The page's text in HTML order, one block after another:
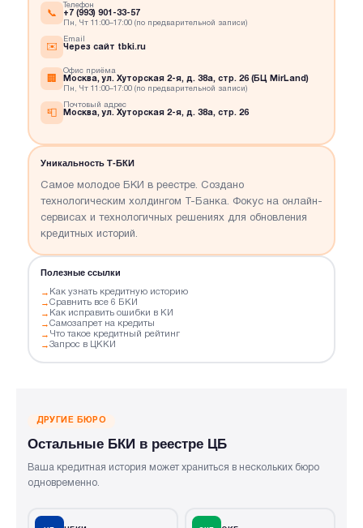
📞
Телефон
+7 (993) 901-33-57
Пн, Чт 11:00–17:00 (по предварительной записи)
✉️
Email
Через сайт tbki.ru
🏢
Офис приёма
Москва, ул. Хуторская 2-я, д. 38а, стр. 26 (БЦ MirLand)
Пн, Чт 11:00–17:00 (по предварительной записи)
📮
Почтовый адрес
Москва, ул. Хуторская 2-я, д. 38а, стр. 26
Уникальность Т-БКИ
Самое молодое БКИ в реестре. Создано
технологическим холдингом Т-Банка. Фокус на онлайн-
сервисах и технологичных решениях для обновления
кредитных историй.
Полезные ссылки
Как узнать кредитную историю
Сравнить все 6 БКИ
Как исправить ошибки в КИ
Самозапрет на кредиты
Что такое кредитный рейтинг
Запрос в ЦККИ
ДРУГИЕ БЮРО
Остальные БКИ в реестре ЦБ
Ваша кредитная история может храниться в нескольких бюро
одновременно.